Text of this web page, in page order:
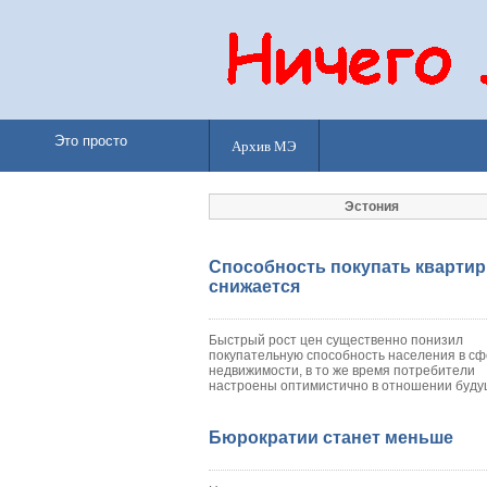
Это просто Архив МЭ
Эстония
Способность покупать
снижается
Быстрый рост цен существенно понизил
покупательную способность населения в
недвижимости, в то же время потребители
настроены оптимистично в отношении
Бюрократии станет меньше